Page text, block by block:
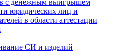
с денежным выигрышем
юридических лиц и
в области аттестации
СИ и изделий